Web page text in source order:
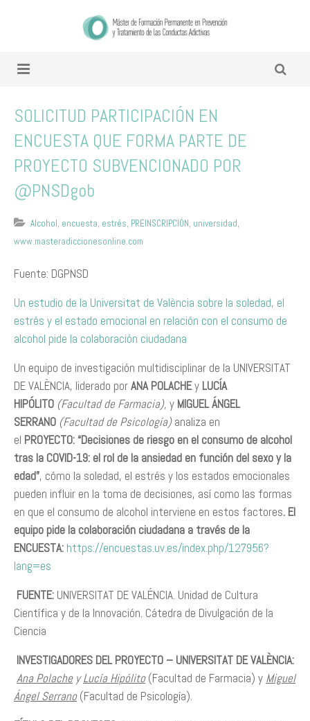
SOLICITUD PARTICIPACIÓN EN
ENCUESTA QUE FORMA PARTE DE
PROYECTO SUBVENCIONADO POR
@PNSDgob
Alcohol, encuesta, estrés, PREINSCRIPCIÓN, universidad,
www.masteradiccionesonline.com
Fuente: DGPNSD
Un estudio de la Universitat de València sobre la soledad, el
estrés y el estado emocional en relación con el consumo de
alcohol pide la colaboración ciudadana
Un equipo de investigación multidisciplinar de la UNIVERSITAT
DE VALÈNCIA, liderado porANA POLACHEy LUCÍA
HIPÓLITO (Facultad de Farmacia), y MIGUEL ÁNGEL
SERRANO (Facultad de Psicología)analiza en
el PROYECTO:“Decisiones de riesgo en el consumo de alcohol
tras la COVID-19: el rol de la ansiedad en función del sexo y la
edad”, cómo la soledad, el estrés y los estados emocionales
pueden influir en la toma de decisiones, así como las formas
en que el consumo de alcohol interviene en estos factores. El
equipo pide la colaboración ciudadana a través de la
ENCUESTA: https://encuestas.uv.es/index.php/127956?
lang=es
FUENTE: UNIVERSITAT DE VALÉNCIA. Unidad de Cultura
Científica y de la Innovación. Cátedra de Divulgación de la
Ciencia
INVESTIGADORES DEL PROYECTO – UNIVERSITAT DE VALÈNCIA:
Ana PolacheyLucía Hipólito(Facultad de Farmacia) y Miguel
Ángel Serrano(Facultad de Psicología).